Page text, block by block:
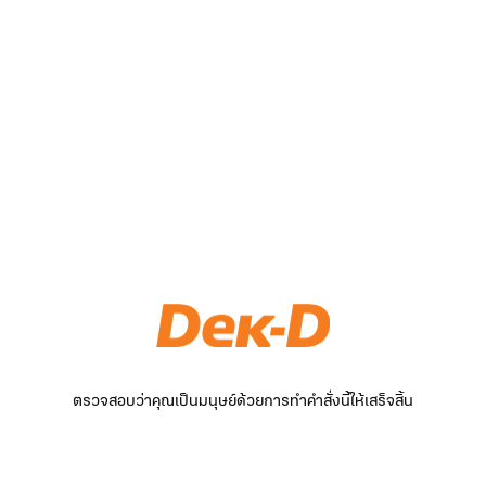
ตรวจสอบว่าคุณเป็นมนุษย์ด้วยการทำคำสั่งนี้ให้เสร็จสิ้น